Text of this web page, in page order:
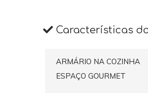
Características
ARMÁRIO NA COZINHA
ESPAÇO GOURMET